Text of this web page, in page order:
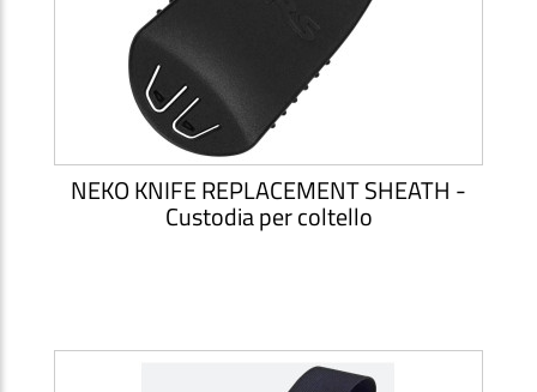
NEKO KNIFE REPLACEMENT SHEATH -
Custodia per coltello